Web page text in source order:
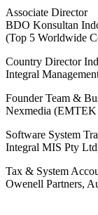
Associate Director
BDO Konsultan
(Top 5 Worldwide
Country Director
Integral
Founder Team &
Nexmedia
Software System
Integral MIS Pty
Tax & System
Owenell Partners,